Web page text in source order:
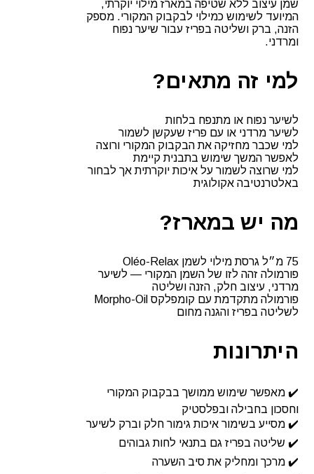
Parfum
–
מילוי
שמן
יוקרתי
לשיער
שמן עיצוב ללא שטיפה במארז מילוי יוקרתי,
המיועד לשימוש כמילוי לבקבוק המקורי. מספק
הזנה, ברק ושליטה בפריז עבור שיער נפוח
ומרדני.
למי זה מתאים?
לשיער נפוח או מתנפח בלחות
לשיער מרדני או עם פריז שעקשן לשמור
למי שכבר מחזיקה את הבקבוק המקורי ורוצה
לאפשר המשך שימוש בתבנית קיימת
למי שרוצה לשמור על איכות יוקרתית אך לבחור
באלטרנטיבה אקולוגית
מה יש במארז?
‎75 מ״ל גרסת מילוי לשמן Oléo-Relax
פורמולה זהה לזו של השמן המקורי — לשיער
מרדני, עיצוב חלק, הזנה ושליטה
פורמולה מתקדמת עם קומפלקס Morpho-Oil
לשליטה בפריז והגנה מחום
היתרונות
✔️ מאפשר שימוש ממושך בבקבוק המקורי
וחסכון בחבילה ובפלסטיק
✔️ מסייע בשימור איכות גימור חלק וברק לשיער
✔️ שליטה בפריז גם בתנאי לחות גבוהים
✔️ מרכך ומחליק את סיב השערה